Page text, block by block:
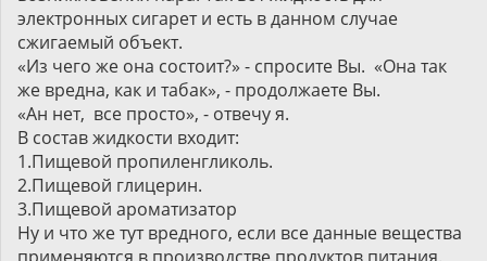
электронных сигарет и есть в данном случае
сжигаемый объект.
«Из чего же она состоит?» - спросите Вы. «Она так
же вредна, как и табак», - продолжаете Вы.
«Ан нет, все просто», - отвечу я.
В состав жидкости входит:
1.Пищевой пропиленгликоль.
2.Пищевой глицерин.
3.Пищевой ароматизатор
Ну и что же тут вредного, если все данные вещества